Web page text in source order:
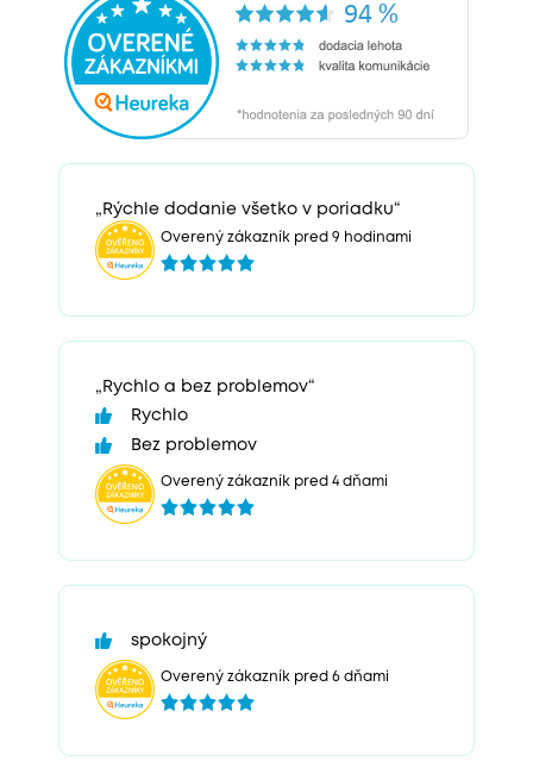
„Rýchle dodanie všetko v poriadku“
Overený zákazník pred 9 hodinami
„Rychlo a bez problemov“
Rychlo
Bez problemov
Overený zákazník pred 4 dňami
spokojný
Overený zákazník pred 6 dňami